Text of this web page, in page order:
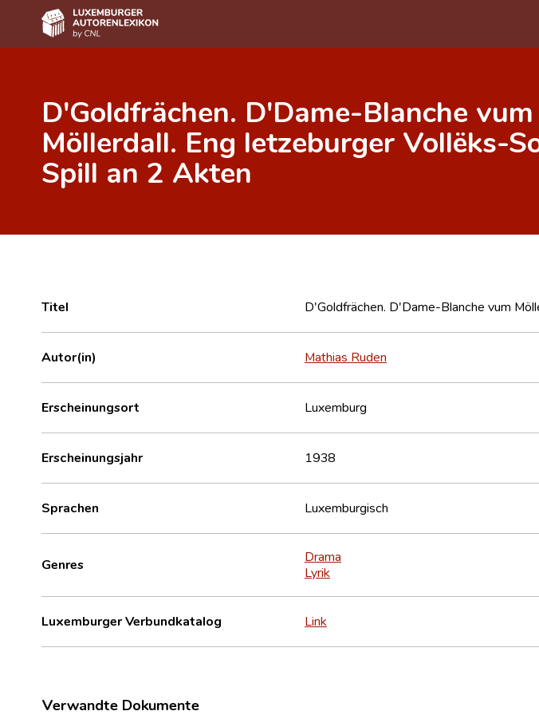
Autor(inn)en A-Z
Erweiterte Suche
Häufige Fragen und Antworten
Forschungsgruppe
D'Goldfrächen. D'Dame-Blanche vum
Möllerdall. Eng letzeburger Vollëks-
Spill an 2 Akten
Titel D'Goldfrächen. D'Dame-Blanche vum
Autor(in) Mathias Ruden
Erscheinungsort Luxemburg
Erscheinungsjahr 1938
Sprachen Luxemburgisch
Genres
Drama
Lyrik
Luxemburger Verbundkatalog Link
Verwandte Dokumente